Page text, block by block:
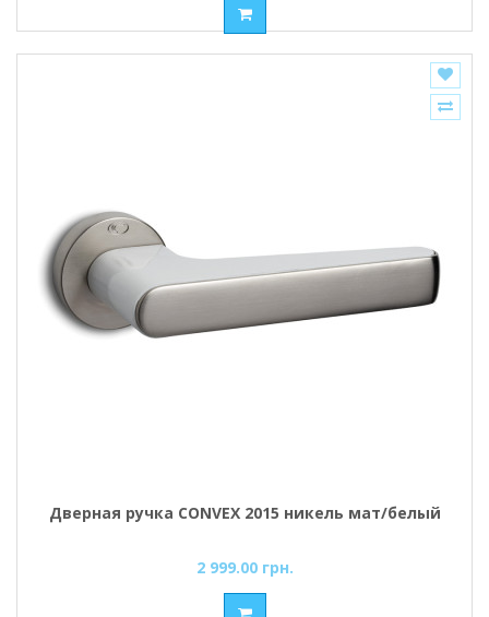
Дверная ручка CONVEX 2015 никель мат/белый
2 999.00 грн.